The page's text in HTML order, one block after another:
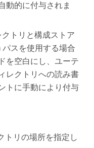
動的に付与されま
トリと構成ストア
スを使用する場合
を空白にし、ユーテ
レクトリへの読み書
トに手動により付与
トリの場所を指定し